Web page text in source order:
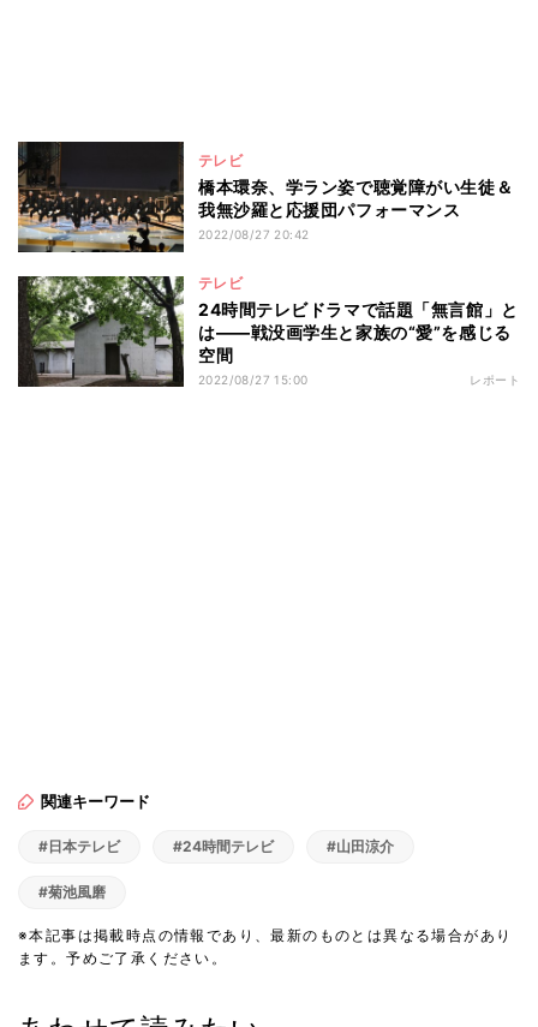
テレビ
橋本環奈、学ラン姿で聴覚障がい生徒＆
我無沙羅と応援団パフォーマンス
2022/08/27 20:42
テレビ
24時間テレビドラマで話題「無言館」と
は――戦没画学生と家族の“愛”を感じる
空間
2022/08/27 15:00 レポート
関連キーワード
#日本テレビ #24時間テレビ #山田涼介
#菊池風磨
※本記事は掲載時点の情報であり、最新のものとは異なる場合があり
ます。予めご了承ください。